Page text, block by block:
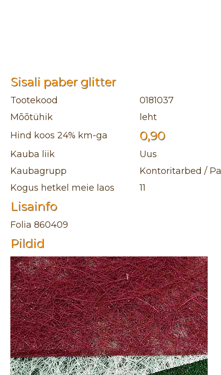
Sisali paber glitter
Tootekood
0181037
Mõõtühik
leht
Hind koos 24% km-ga
0,90
Kauba liik
Uus
Kaubagrupp
Kontoritarbed /
Kogus hetkel meie laos
11
Lisainfo
Folia 860409
Pildid